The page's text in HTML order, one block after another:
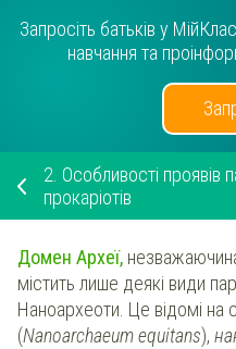
Запросіть батьків у
навчання та
2. Особливості проявів
прокаріотів
Домен Археї, незважаючина
містить лише деякі види
Наноархеоти. Це відомі на
(Nanoarchaeum equitans),